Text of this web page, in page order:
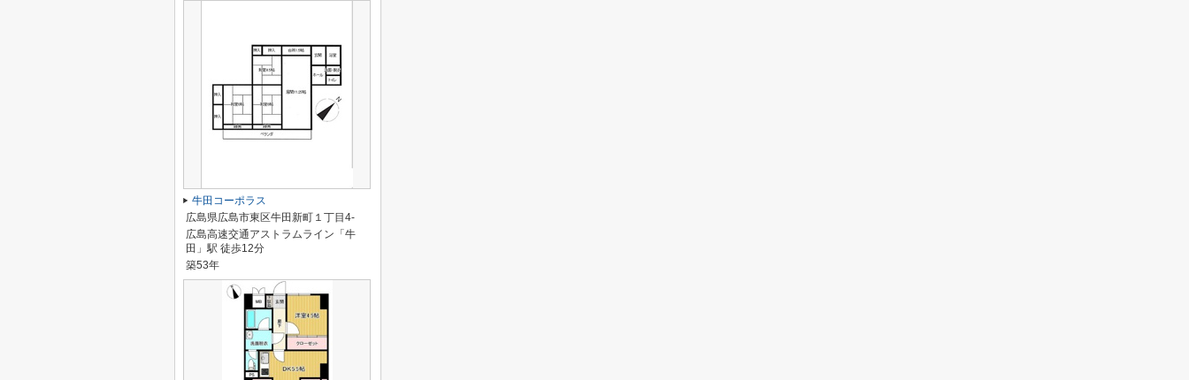
牛田コーポラス
広島県広島市東区牛田新町１丁目4-
広島高速交通アストラムライン「牛
田」駅 徒歩12分
築53年